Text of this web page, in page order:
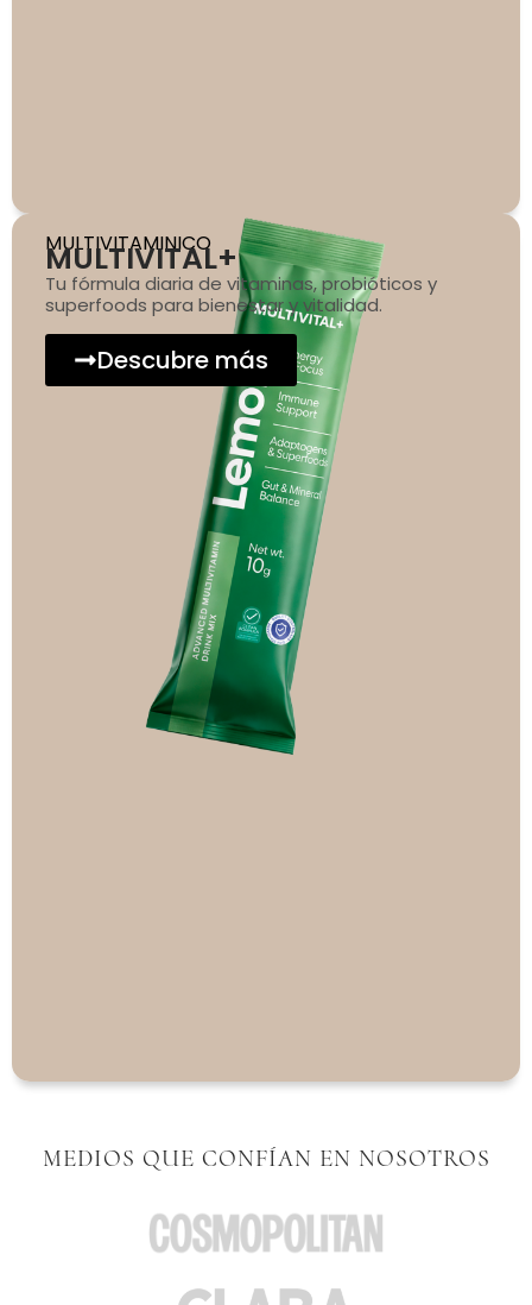
MULTIVITAMINICO
MULTIVITAL+
Tu fórmula diaria de vitaminas, probióticos y
superfoods para bienestar y vitalidad.
Descubre más
MEDIOS QUE CONFÍAN EN NOSOTROS